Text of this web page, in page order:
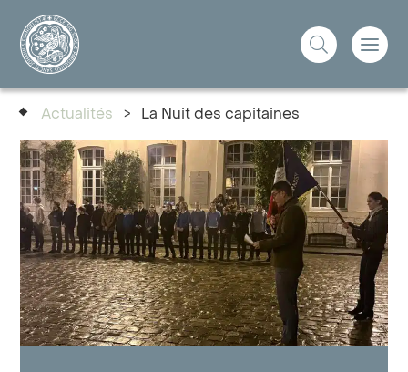
Actualités > La Nuit des capitaines